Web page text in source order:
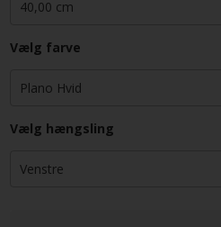
Vælg farve
Vælg hængsling